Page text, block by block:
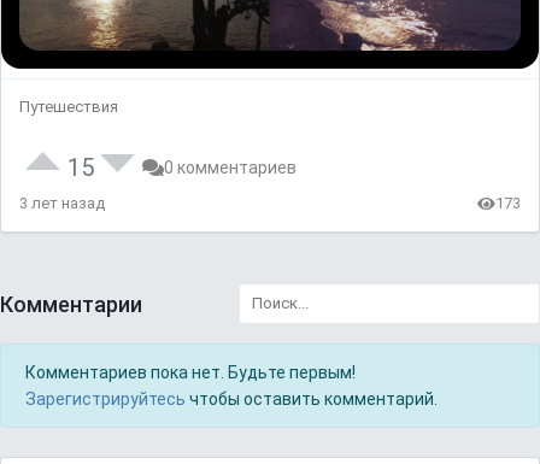
Путешествия
15 0 комментариев
3 лет назад 173
Комментарии
Комментариев пока нет. Будьте первым!
Зарегистрируйтесь чтобы оставить комментарий.